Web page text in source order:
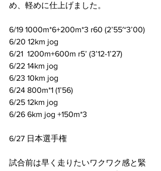
め、軽めに仕上げました。
6/19 1000m*6+200m*3 r60 (2’55~3’00)
6/20 12km jog
6/21  1200m+600m r5’ (3’12-1’27)
6/22 14km jog
6/23 10km jog
6/24 800m*1 (1’56)
6/25 12km jog
6/26 6km jog +150m*3
6/27 日本選手権
試合前は早く走りたいワクワク感と緊